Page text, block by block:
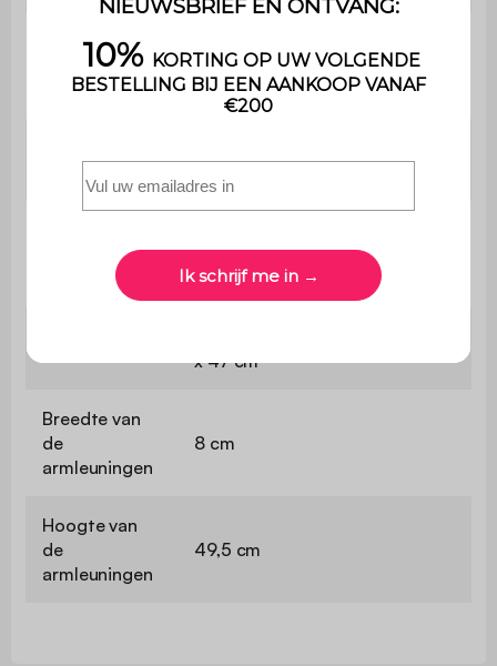
Afmetingen
van de
fauteuils
68 x 77 x 69,5 cm - 7 kg
100 x 50 x 35 cm - 6,8 kg
rugleuning
120 x 38,5 cm
x 47 cm
Breedte van
de
armleuningen
8 cm
Hoogte van
de
armleuningen
49,5 cm